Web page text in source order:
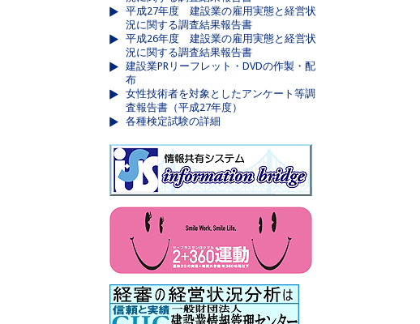
平成27年度 建設業の雇用実態と経営状
況に関する調査結果報告書
平成26年度 建設業の雇用実態と経営状
況に関する調査結果報告書
建設業PRリーフレット・DVDの作製・配
布
女性技術者を対象としたアンケート等調
査報告書（平成27年度）
各種検定試験の詳細